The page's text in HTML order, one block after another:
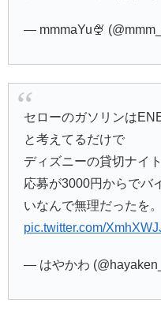
— mmmaYu🍨
セローのガソリンは
と考えてるだけで
ディズニーの貸切ナイ
応募が3000円からでバ
いなんで無理だったを。
pic.twitter.com/
— はやかわ